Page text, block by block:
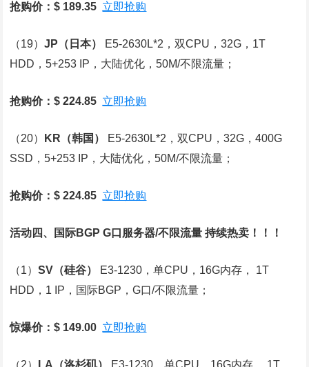
抢购价：$ 189.35 立即抢购
（19）JP （日本）
E5-2630L*2，双CPU，32G，1T
HDD，5+253 IP，大陆优化，50M/不限流量；
抢购价：$ 224.85 立即抢购
（20） KR （韩国）
E5-2630L*2，双CPU，32G，400G
SSD，5+253 IP，大陆优化，50M/不限流量；
抢购价：$ 224.85 立即抢购
活动四、国际BGP G口服务器/不限流量 持续热卖！！！
（1）SV （硅谷）
E3-1230，单CPU，16G内存， 1T
HDD，1 IP，国际BGP，G口/不限流量；
惊爆价：$ 149.00 立即抢购
（2） LA （洛杉矶） E3-1230，单CPU，16G内存， 1T